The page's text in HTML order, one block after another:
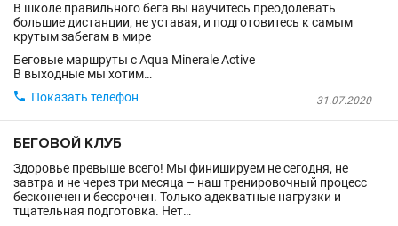
В школе правильного бега вы научитесь преодолевать
большие дистанции, не уставая, и подготовитесь к самым
крутым забегам в мире
Беговые маршруты с Aqua Minerale Active
В выходные мы хотим…
31.07.2020
 Показать телефон
БЕГОВОЙ КЛУБ
Здоровье превыше всего! Мы финишируем не сегодня, не
завтра и не через три месяца – наш тренировочный процесс
бесконечен и бессрочен. Только адекватные нагрузки и
тщательная подготовка. Нет…